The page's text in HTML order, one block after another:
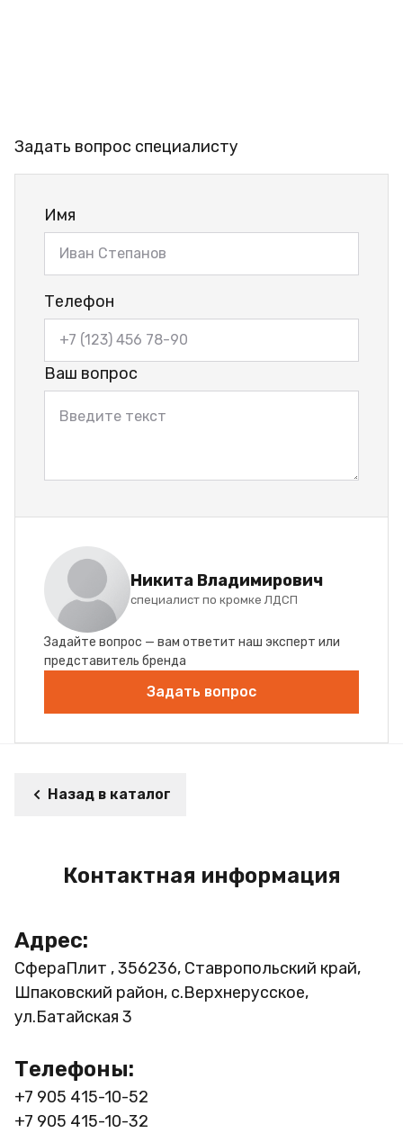
Задать вопрос специалисту
Имя
Телефон
Ваш вопрос
Никита Владимирович
специалист по кромке ЛДСП
Задайте вопрос — вам ответит наш эксперт или
представитель бренда
Задать вопрос
Назад в каталог
Контактная информация
Адрес:
СфераПлит , 356236, Ставропольский край,
Шпаковский район, с.Верхнерусское,
ул.Батайская 3
Телефоны:
+7 905 415-10-52
+7 905 415-10-32